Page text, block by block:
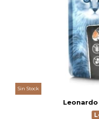
Sin Stock